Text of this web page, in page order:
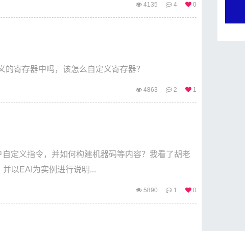
4135 4 0
寄存器中吗，该怎么自定义寄存器？
4863 2 1
定义指令，并如何构建机器码等内容？我看了胡老
以EAI为实例进行说明...
5890 1 0